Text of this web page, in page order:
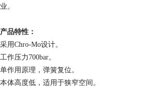
业。
产品特性：
采用Chro-Mo设计。
工作压力700bar。
单作用原理，弹簧复位。
本体高度低，适用于狭窄空间。